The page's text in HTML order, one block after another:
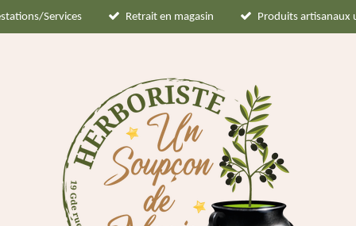
Services Retrait en magasin Produits artisanaux